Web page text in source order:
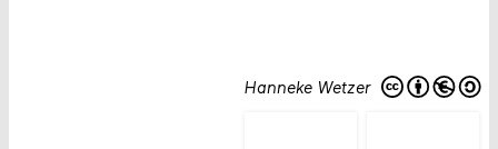
Hanneke Wetzer